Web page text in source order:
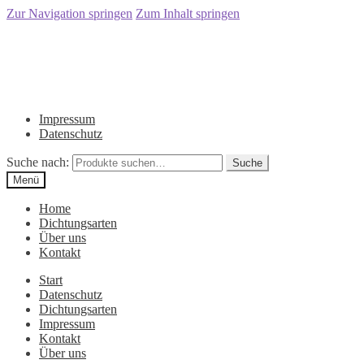
Zur Navigation springen Zum Inhalt springen
Impressum
Datenschutz
Suche nach:
Suche
Menü
Home
Dichtungsarten
Über uns
Kontakt
Start
Datenschutz
Dichtungsarten
Impressum
Kontakt
Über uns